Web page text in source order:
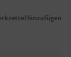
hinzufügen